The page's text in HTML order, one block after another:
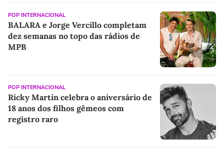
POP INTERNACIONAL
BALARA e Jorge Vercillo completam
dez semanas no topo das rádios de
MPB
POP INTERNACIONAL
Ricky Martin celebra o aniversário de
18 anos dos filhos gêmeos com
registro raro